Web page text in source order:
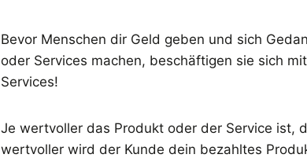
Bevor Menschen dir Geld geben und sich
oder Services machen, beschäftigen sie sich
Services!
Je wertvoller das Produkt oder der Service ist,
wertvoller wird der Kunde dein bezahltes